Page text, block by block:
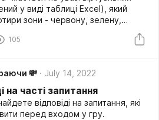
у виді таблиці Excel), який
зони - червону, зелену,
105
💸 July 14, 2022
на часті запитання
відповіді на запитання, які
перед входом у гру.